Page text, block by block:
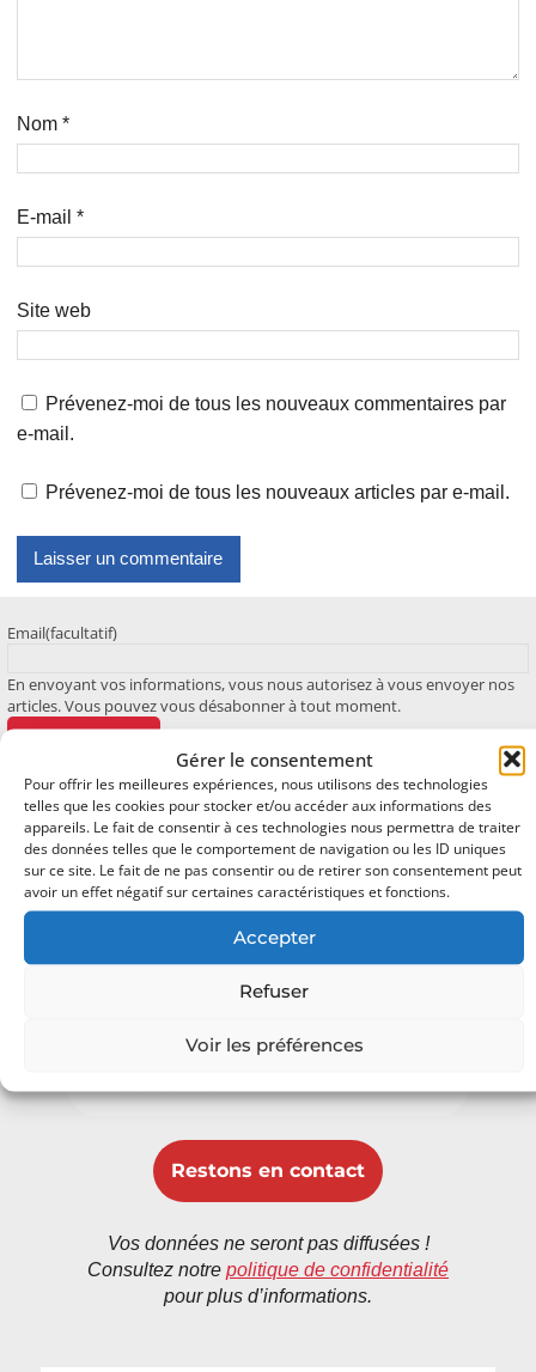
Gérer le consentement
Pour offrir les meilleures expériences, nous utilisons des technologies
telles que les cookies pour stocker et/ou accéder aux informations des
appareils. Le fait de consentir à ces technologies nous permettra de traiter
des données telles que le comportement de navigation ou les ID uniques
sur ce site. Le fait de ne pas consentir ou de retirer son consentement peut
avoir un effet négatif sur certaines caractéristiques et fonctions.
Accepter
Refuser
Voir les préférences
Nom *
E-mail *
Site web
Prévenez-moi de tous les nouveaux commentaires par
e-mail.
Prévenez-moi de tous les nouveaux articles par e-mail.
Email(facultatif)
En envoyant vos informations, vous nous autorisez à vous envoyer nos
articles. Vous pouvez vous désabonner à tout moment.
Oh bonjour
Ravi de vous rencontrer.
Inscrivez-vous pour recevoir
chaque fois du contenu génial dans
Vos données ne seront pas diffusées !
Consultez notre politique de confidentialité
pour plus d’informations.